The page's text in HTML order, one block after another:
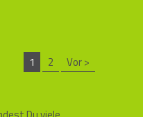
1 2 Vor >